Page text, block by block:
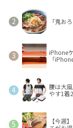
「鬼お
iPhone
「
腰は大
やす1着
【今週